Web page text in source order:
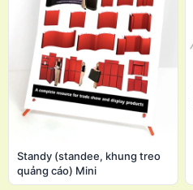
Standy (standee, khung treo
quảng cáo) Mini